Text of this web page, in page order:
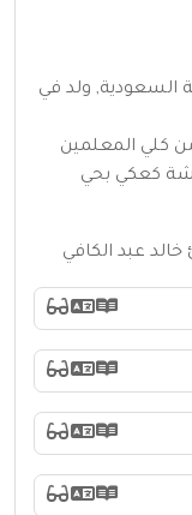
السعودية, ولد في
كلي المعلمين
كعكي بحي
عبد الكافي